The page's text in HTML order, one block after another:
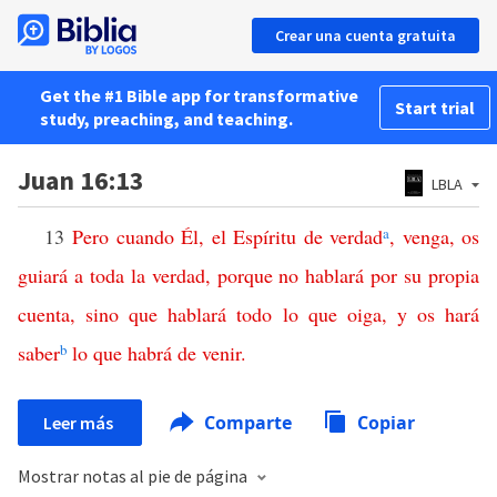
Crear una cuenta gratuita
Get the #1 Bible app for transformative
study, preaching, and teaching.
Start trial
Juan 16:13 LBLA
13Pero cuando Él, el Espíritu de verdada, venga,os
guiará a toda la verdad, porque no hablará por su propia
cuenta, sino que hablará todo lo que oiga, y os hará
saberb lo que habrá de venir.
Leer más Comparte Copiar
Mostrar notas al pie de página